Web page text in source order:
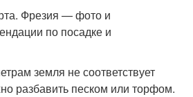
земля не соответствует
разбавить песком или торфом.